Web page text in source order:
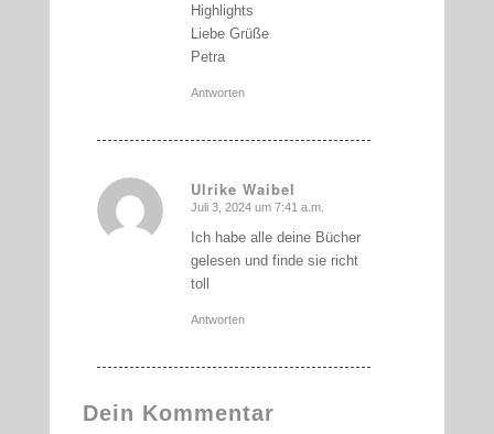
Highlights
Liebe Grüße
Petra
Antworten
Ulrike Waibel
sagte:
Juli 3, 2024 um 7:41 a.m.
Ich habe alle deine Bücher
gelesen und finde sie richt
toll
Antworten
Dein Kommentar